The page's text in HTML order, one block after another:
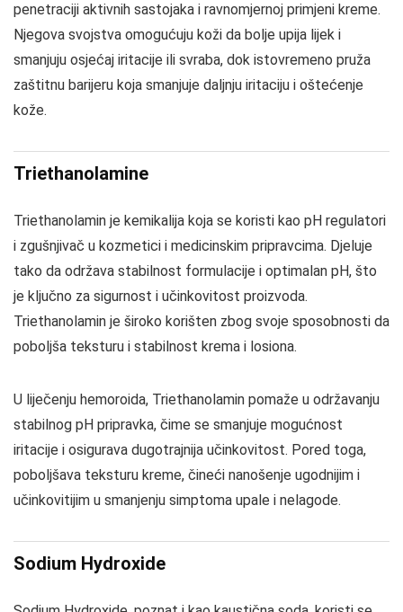
penetraciji aktivnih sastojaka i ravnomjernoj primjeni kreme.
Njegova svojstva omogućuju koži da bolje upija lijek i
smanjuju osjećaj iritacije ili svraba, dok istovremeno pruža
zaštitnu barijeru koja smanjuje daljnju iritaciju i oštećenje
kože.
Triethanolamine
Triethanolamin je kemikalija koja se koristi kao pH regulatori
i zgušnjivač u kozmetici i medicinskim pripravcima. Djeluje
tako da održava stabilnost formulacije i optimalan pH, što
je ključno za sigurnost i učinkovitost proizvoda.
Triethanolamin je široko korišten zbog svoje sposobnosti da
poboljša teksturu i stabilnost krema i losiona.
U liječenju hemoroida, Triethanolamin pomaže u održavanju
stabilnog pH pripravka, čime se smanjuje mogućnost
iritacije i osigurava dugotrajnija učinkovitost. Pored toga,
poboljšava teksturu kreme, čineći nanošenje ugodnijim i
učinkovitijim u smanjenju simptoma upale i nelagode.
Sodium Hydroxide